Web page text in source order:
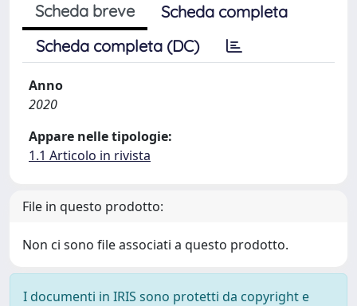
Scheda breve
Scheda completa
Scheda completa (DC)
Anno
2020
Appare nelle tipologie:
1.1 Articolo in rivista
File in questo prodotto:
Non ci sono file associati a questo prodotto.
I documenti in IRIS sono protetti da copyright e